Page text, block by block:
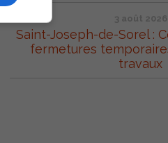
3 août 2026
Saint-Joseph-de-Sorel :
fermetures
travaux